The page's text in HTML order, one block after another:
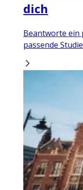
dich
Beantworte ein
passende